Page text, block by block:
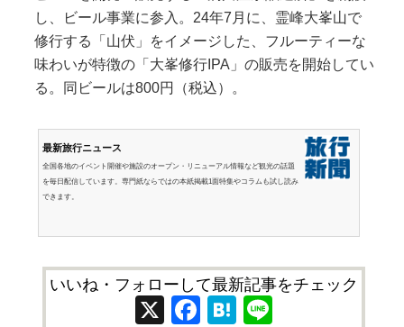
し、ビール事業に参入。24年7月に、霊峰大峯山で
修行する「山伏」をイメージした、フルーティーな
味わいが特徴の「大峯修行IPA」の販売を開始してい
る。同ビールは800円（税込）。
最新旅行ニュース
全国各地のイベント開催や施設のオープン・リニューアル情報など観光の話題
を毎日配信しています。専門紙ならではの本紙掲載1面特集やコラムも試し読み
できます。
いいね・フォローして最新記事をチェック
X Facebook
Hatena